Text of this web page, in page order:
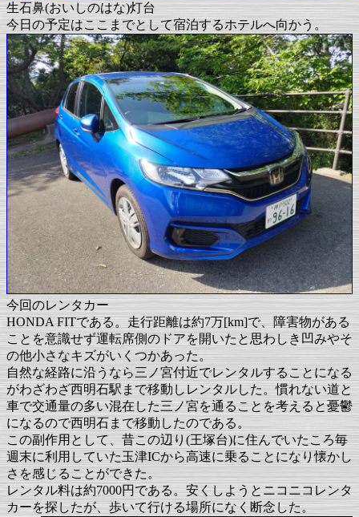
生石鼻(おいしのはな)灯台
今日の予定はここまでとして宿泊するホテルへ向かう。
今回のレンタカー
HONDA FITである。走行距離は約7万[km]で、障害物がある
ことを意識せず運転席側のドアを開いたと思わしき凹みやそ
の他小さなキズがいくつかあった。
自然な経路に沿うなら三ノ宮付近でレンタルすることになる
がわざわざ西明石駅まで移動しレンタルした。慣れない道と
車で交通量の多い混在した三ノ宮を通ることを考えると憂鬱
になるので西明石まで移動したのである。
この副作用として、昔この辺り(王塚台)に住んでいたころ毎
週末に利用していた玉津ICから高速に乗ることになり懐かし
さを感じることができた。
レンタル料は約7000円である。安くしようとニコニコレンタ
カーを探したが、歩いて行ける場所になく断念した。